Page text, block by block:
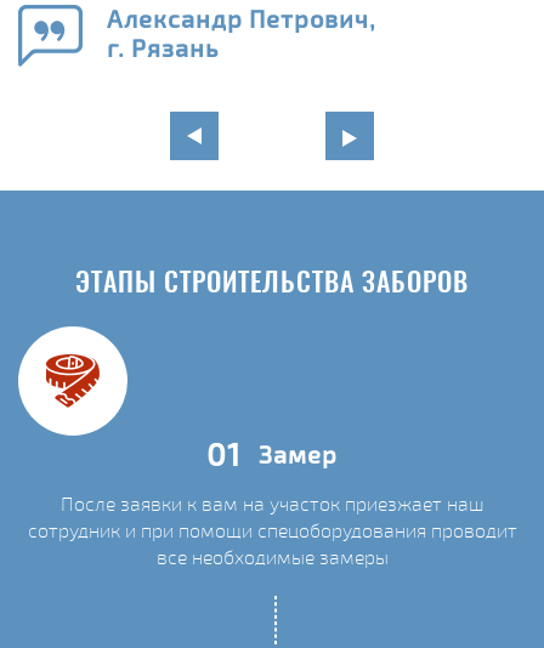
Александр Петрович,
г. Рязань
ЭТАПЫ СТРОИТЕЛЬСТВА ЗАБОРОВ
01 Замер
После заявки к вам на участок приезжает наш
сотрудник и при помощи спецоборудования проводит
все необходимые замеры